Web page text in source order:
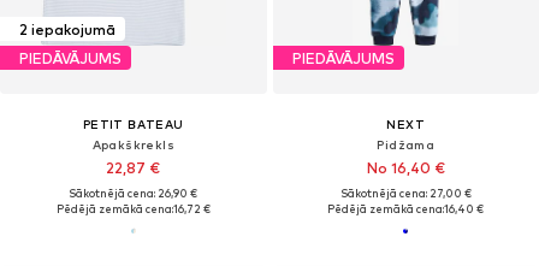
2 iepakojumā
PIEDĀVĀJUMS
PETIT BATEAU
Apakškrekls
22,87 €
Sākotnējā cena: 26,90 €
Pēdējā zemākā cena:16,72 €
PIEDĀVĀJUMS
NEXT
Pidžama
No 16,40 €
Sākotnējā cena: 27,00 €
Pēdējā zemākā cena:16,40 €